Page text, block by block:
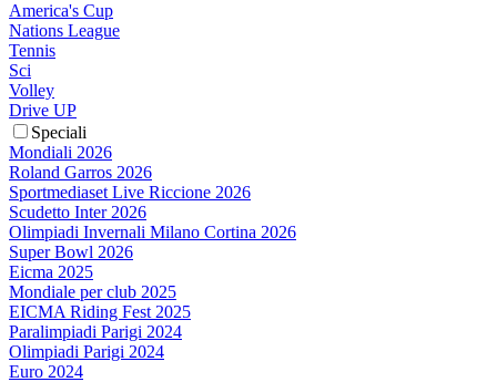
America's Cup
Nations League
Tennis
Sci
Volley
Drive UP
Speciali
Mondiali 2026
Roland Garros 2026
Sportmediaset Live Riccione 2026
Scudetto Inter 2026
Olimpiadi Invernali Milano Cortina 2026
Super Bowl 2026
Eicma 2025
Mondiale per club 2025
EICMA Riding Fest 2025
Paralimpiadi Parigi 2024
Olimpiadi Parigi 2024
Euro 2024